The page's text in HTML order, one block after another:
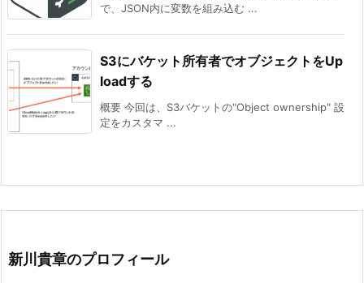
で、JSON内に変数を組み込む ...
S3にバケット所有者でオブジェクトをUp
loadする
概要 今回は、S3バケットの"Object ownership" 設
定をカスタマ ...
新川貴章のプロフィール